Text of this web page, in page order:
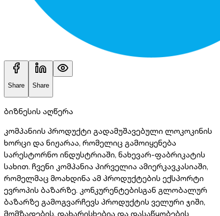
Share Share
ბიზნესის აღწერა
კომპანიის პროდუქტი გადამუშავებული ლოკოკინის
ხორცი და ნიჟარაა, რომელიც გამოიყენება
სარესტორნო ინდუსტრიაში, ნახევარ-ფაბრიკატის
სახით. ჩვენი კომპანია პირველია ამიერკავკასიაში,
რომელმაც მოახდინა ამ პროდუქტების ექსპორტი
ევროპის ბაზარზე. კონკურენტებისგან გლობალურ
ბაზარზე გამოგვარჩევს პროდუქტის ველური ჯიში,
მომზადების, დახარისხებია და დასაწყობების